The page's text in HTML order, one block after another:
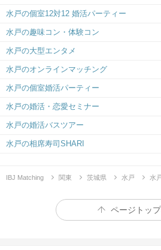
水戸の個室12対12 婚活パーティー
水戸の趣味コン・体験コン
水戸の大型エンタメ
水戸のオンラインマッチング
水戸の個室婚活パーティー
水戸の婚活・恋愛セミナー
水戸の婚活バスツアー
水戸の相席寿司SHARI
IBJ Matching 関東 茨城県 水戸 水
ページトッ